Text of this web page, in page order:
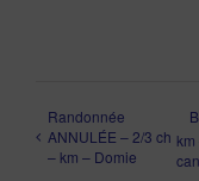
Randonnée
ANNULÉE – 2/3 ch
– km – Domie